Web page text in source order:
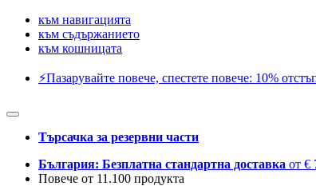
към навигацията
към съдържанието
към кошницата
⚡️Пазарувайте повече, спестете повече: 10%
Търсачка за резервни части
България: Безплатна стандартна доставка от €
Повече от 11.100 продукта